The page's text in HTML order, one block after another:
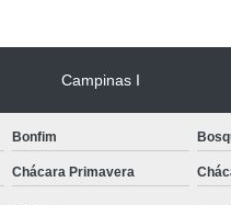
Odontologia Animal
Odontologia
Campinas I
Bonfim
Chácara Primavera